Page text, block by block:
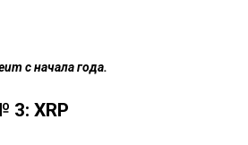
с начала года.
3: XRP